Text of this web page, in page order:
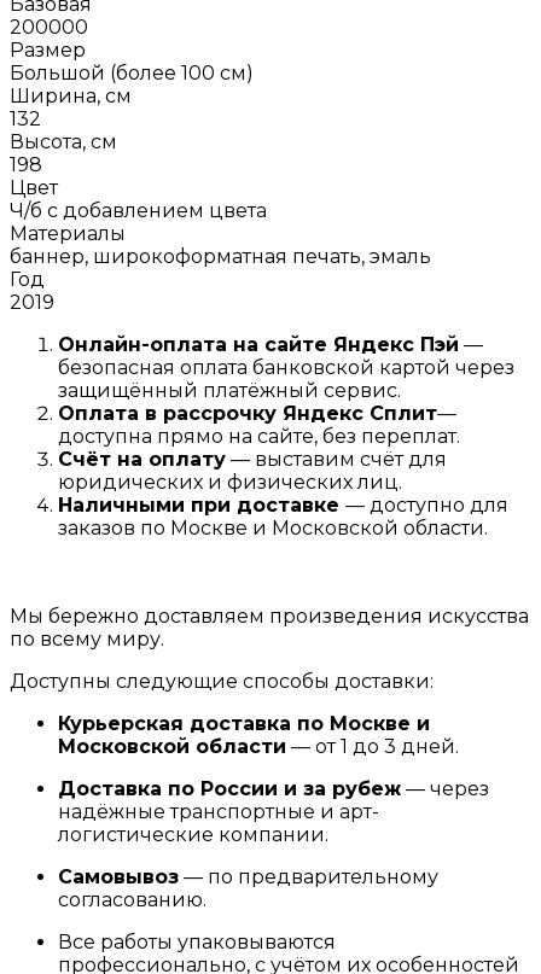
Базовая
200000
Размер
Большой (более 100 см)
Ширина, см
132
Высота, см
198
Цвет
Ч/б с добавлением цвета
Материалы
баннер, широкоформатная печать, эмаль
Год
2019
Онлайн-оплата на сайте Яндекс Пэй —
безопасная оплата банковской картой через
защищённый платёжный сервис.
Оплата в рассрочку Я ндекс Сплит—
доступна прямо на сайте, без переплат.
Счёт на оплату — выставим счёт для
юридических и физических лиц.
Наличными при доставке — доступно для
заказов по Москве и Московской области.
Мы бережно доставляем произведения искусства
по всему миру.
Доступны следующие способы доставки:
Курьерская доставка по Москве и
Московской области — от 1 до 3 дней.
Доставка по России и за рубеж — через
надёжные транспортные и арт-
логистические компании.
Самовывоз — по предварительному
согласованию.
Все работы упаковываются
профессионально, с учётом их особенностей